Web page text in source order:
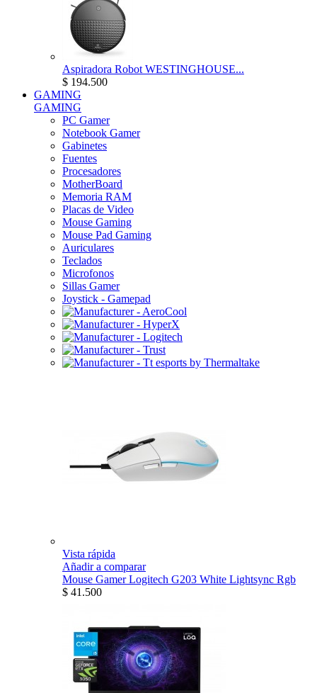
Aspiradora Robot WESTINGHOUSE...
$ 194.500
GAMING
GAMING
PC Gamer
Notebook Gamer
Gabinetes
Fuentes
Procesadores
MotherBoard
Memoria RAM
Placas de Video
Mouse Gaming
Mouse Pad Gaming
Auriculares
Teclados
Microfonos
Sillas Gamer
Joystick - Gamepad
Vista rápida
Añadir a comparar
Mouse Gamer Logitech G203 White Lightsync Rgb
$ 41.500